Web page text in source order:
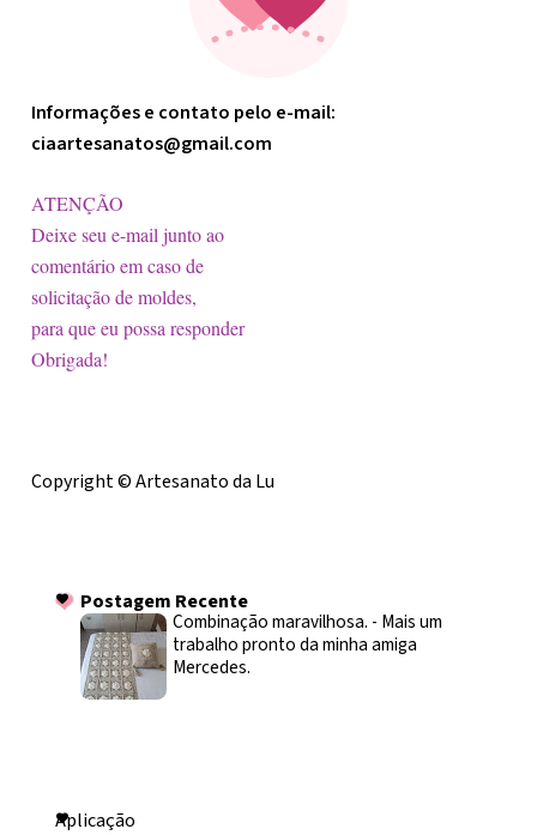
Informações e contato pelo e-mail:
ciaartesanatos@gmail.com
ATENÇÃO
Deixe seu e-mail junto ao
comentário em caso de
solicitação de moldes,
para que eu possa responder
Obrigada!
Copyright © Artesanato da Lu
Postagem Recente
Combinação maravilhosa. - Mais um
trabalho pronto da minha amiga
Mercedes.
Aplicação